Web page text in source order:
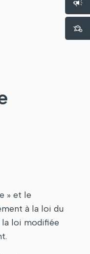
» et le
à la loi du
loi modifiée